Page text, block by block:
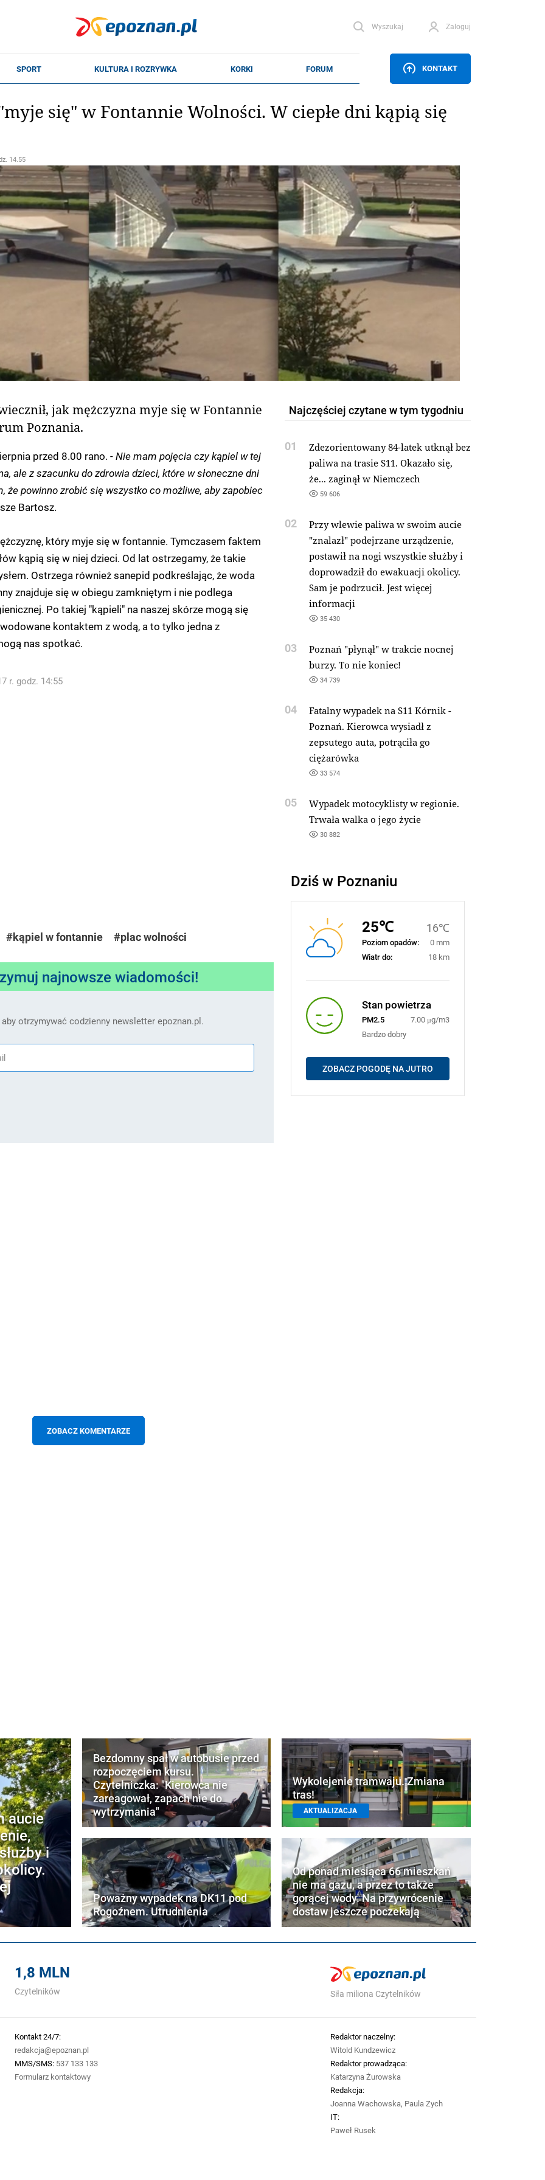
Wyszukaj Zaloguj
KONTAKT
się" w Fontannie Wolności. W ciepłe dni kąpią się
14.55
jak mężczyzna myje się w Fontannie
Poznania.
przed 8.00 rano. -Nie mam pojęcia czy kąpiel w tej
ale z szacunku do zdrowia dzieci, które w słoneczne dni
że powinno zrobić się wszystko co możliwe, aby zapobiec
Bartosz.
który myje się w fontannie. Tymczasem faktem
kąpią się w niej dzieci. Od lat ostrzegamy, że takie
Ostrzega również sanepid podkreślając, że woda
znajduje się w obiegu zamkniętym i nie podlega
Po takiej "kąpieli" na naszej skórze mogą się
kontaktem z wodą, a to tylko jedna z
nas spotkać.
r. godz. 14:55
#kąpiel w fontannie #plac wolności
najnowsze wiadomości!
otrzymywać codzienny newsletter epoznan.pl.
ZOBACZ KOMENTARZE
Najczęściej czytane w tym tygodniu
01
Zdezorientowany 84-latek utknął bez
paliwa na trasie S11. Okazało się,
że... zaginął w Niemczech
59 606
02
Przy wlewie paliwa w swoim aucie
"znalazł" podejrzane urządzenie,
postawił na nogi wszystkie służby i
doprowadził do ewakuacji okolicy.
Sam je podrzucił. Jest więcej
informacji
35 430
03
Poznań "płynął" w trakcie nocnej
burzy. To nie koniec!
34 739
04
Fatalny wypadek na S11 Kórnik -
Poznań. Kierowca wysiadł z
zepsutego auta, potrąciła go
ciężarówka
33 574
05
Wypadek motocyklisty w regionie.
Trwała walka o jego życie
30 882
Dziś w Poznaniu
25℃ 16℃
Poziom opadów:
0 mm
Wiatr do:
18 km
Stan powietrza
PM2.5
7.00 μg/m3
Bardzo dobry
ZOBACZ POGODĘ NA JUTRO
aucie
i
Bezdomny spał w autobusie przed
rozpoczęciem kursu.
Czytelniczka: "Kierowca nie
zareagował, zapach nie do
wytrzymania"
Poważny wypadek na DK11 pod
Rogoźnem. Utrudnienia
Wykolejenie tramwaju. Zmiana
tras!
AKTUALIZACJA
Od ponad miesiąca 66 mieszkań
nie ma gazu, a przez to także
gorącej wody. Na przywrócenie
dostaw jeszcze poczekają
1,8 MLN
Czytelników Siła miliona Czytelników
Kontakt 24/7:
redakcja@epoznan.pl
MMS/SMS: 537 133 133
Formularz kontaktowy
Redaktor naczelny:
Witold Kundzewicz
Redaktor prowadząca:
Katarzyna Żurowska
Redakcja:
Joanna Wachowska, Paula Zych
IT:
Paweł Rusek